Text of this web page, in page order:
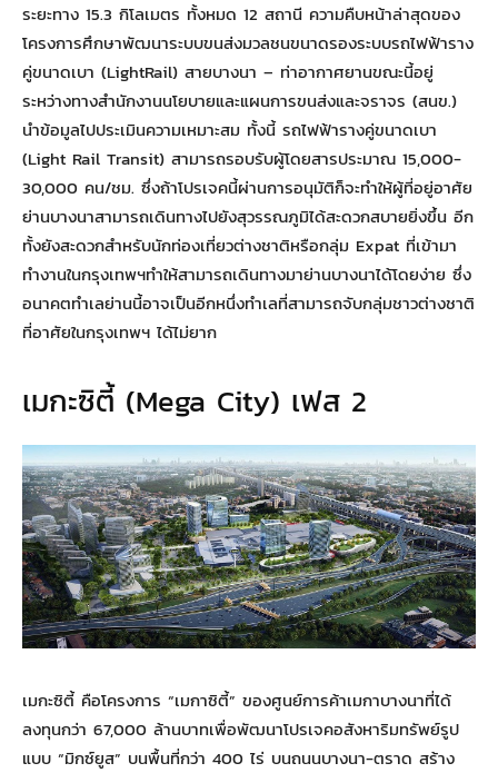
ระยะทาง 15.3 กิโลเมตร ทั้งหมด 12 สถานี ความคืบหน้าล่าสุดของ
โครงการศึกษาพัฒนาระบบขนส่งมวลชนขนาดรองระบบรถไฟฟ้าราง
คู่ขนาดเบา (LightRail) สายบางนา – ท่าอากาศยานขณะนี้อยู่
ระหว่างทางสำนักงานนโยบายและแผนการขนส่งและจราจร (สนข.)
นำข้อมูลไปประเมินความเหมาะสม ทั้งนี้ รถไฟฟ้ารางคู่ขนาดเบา
(Light Rail Transit) สามารถรอบรับผู้โดยสารประมาณ 15,000-
30,000 คน/ชม. ซึ่งถ้าโปรเจคนี้ผ่านการอนุมัติก็จะทำให้ผู้ที่อยู่อาศัย
ย่านบางนาสามารถเดินทางไปยังสุวรรณภูมิได้สะดวกสบายยิ่งขึ้น อีก
ทั้งยังสะดวกสำหรับนักท่องเที่ยวต่างชาติหรือกลุ่ม Expat ที่เข้ามา
ทำงานในกรุงเทพฯทำให้สามารถเดินทางมาย่านบางนาได้โดยง่าย ซึ่ง
อนาคตทำเลย่านนี้อาจเป็นอีกหนึ่งทำเลที่สามารถจับกลุ่มชาวต่างชาติ
ที่อาศัยในกรุงเทพฯ ได้ไม่ยาก
เมกะซิตี้ (Mega City) เฟส 2
เมกะซิตี้ คือโครงการ “เมกาซิตี้” ของศูนย์การค้าเมกาบางนาที่ได้
ลงทุนกว่า 67,000 ล้านบาทเพื่อพัฒนาโปรเจคอสังหาริมทรัพย์รูป
แบบ “มิกซ์ยูส” บนพื้นที่กว่า 400 ไร่ บนถนนบางนา-ตราด สร้าง